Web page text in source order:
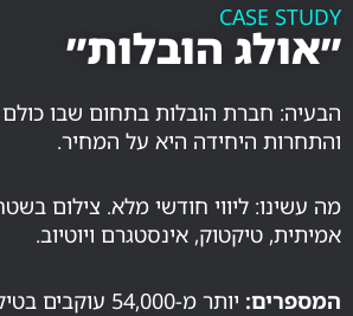
CASE STUDY
״אולג הובלות״
הבעיה: חברת הובלות בתחום שבו כולם
והתחרות היחידה היא על המחיר.
מה עשינו: ליווי חודשי מלא. צילום
אמיתית, טיקטוק, אינסטגרם ויוטיוב.
המספרים: יותר מ-54,000 עוקבים בטיקטוק